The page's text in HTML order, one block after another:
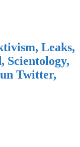
Leaks,
Scientology,
Twitter,